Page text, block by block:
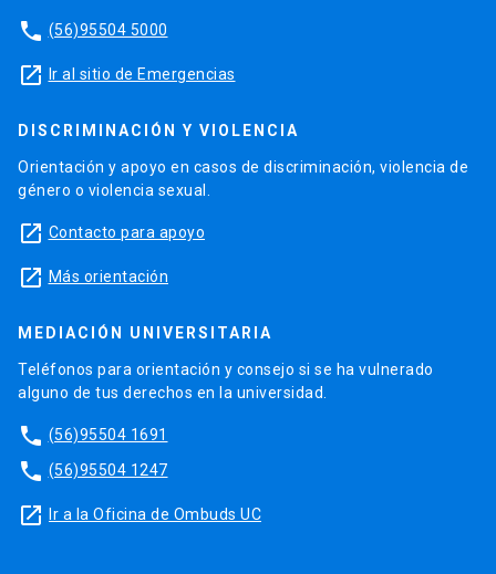
phone (56)95504 5000
launch Ir al sitio de Emergencias
DISCRIMINACIÓN Y VIOLENCIA
Orientación y apoyo en casos de discriminación, violencia de
género o violencia sexual.
launch Contacto para apoyo
launch Más orientación
MEDIACIÓN UNIVERSITARIA
Teléfonos para orientación y consejo si se ha vulnerado
alguno de tus derechos en la universidad.
phone (56)95504 1691
phone (56)95504 1247
launch Ir a la Oficina de Ombuds UC